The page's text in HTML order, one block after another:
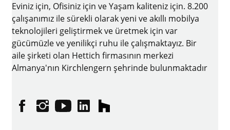
Eviniz için, Ofisiniz için ve Yaşam kaliteniz için. 8.200
çalışanımız ile sürekli olarak yeni ve akıllı mobilya
teknolojileri geliştirmek ve üretmek için var
gücümüzle ve yenilikçi ruhu ile çalışmaktayız. Bir
aile şirketi olan Hettich firmasının merkezi
Almanya'nın Kirchlengern şehrinde bulunmaktadır
FacebookInstagram
YouTubelinkedinhouzz